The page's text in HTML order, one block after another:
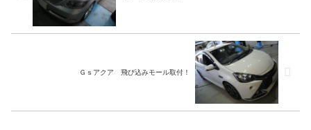
Ｇｓアクア 飛び込みモール取付！